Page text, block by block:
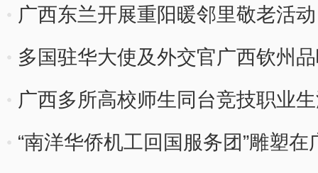
广西东兰开展重阳暖邻里敬老活动
多国驻华大使及外交官广西钦州
广西多所高校师生同台竞技职业
“南洋华侨机工回国服务团”雕塑